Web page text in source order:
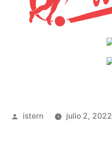
Publicado
istern julio 2, 2022